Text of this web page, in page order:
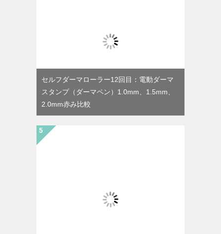
セルフダーマローラー12回目：電動ダーマ
スタンプ（ダーマペン）1.0mm、1.5mm、
2.0mm赤み比較